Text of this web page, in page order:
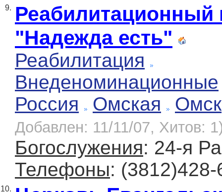
9. Реабилитационный
"Надежда есть"
Реабилитация
Внеденоминационные
Россия
Омская Омск
Добавлен: 11/11/07, Хитов:
Богослужения: 24-я
Телефоны: (3812)428-
10.